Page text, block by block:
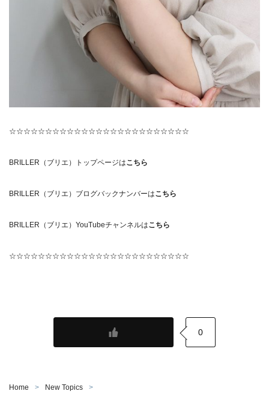
☆☆☆☆☆☆☆☆☆☆☆☆☆☆☆☆☆☆☆☆☆☆☆☆☆
BRILLER（ブリエ）トップページはこちら
BRILLER（ブリエ）ブログバックナンバーはこちら
BRILLER（ブリエ）YouTubeチャンネルはこちら
☆☆☆☆☆☆☆☆☆☆☆☆☆☆☆☆☆☆☆☆☆☆☆☆☆
0
Home New Topics